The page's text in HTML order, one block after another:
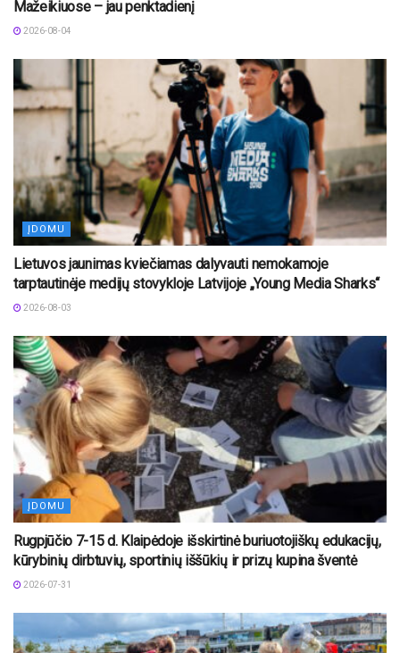
Mažeikiuose – jau penktadienį
2026-08-04
ĮDOMU
Lietuvos jaunimas kviečiamas dalyvauti nemokamoje
tarptautinėje medijų stovykloje Latvijoje „Young Media Sharks“
2026-08-03
ĮDOMU
Rugpjūčio 7-15 d. Klaipėdoje išskirtinė buriuotojiškų edukacijų,
kūrybinių dirbtuvių, sportinių iššūkių ir prizų kupina šventė
2026-07-31